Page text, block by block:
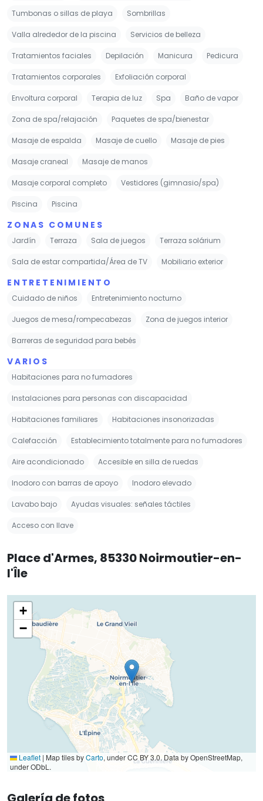
Tumbonas o sillas de playa Sombrillas
Valla alrededor de la piscina Servicios de belleza
Tratamientos faciales Depilación Manicura Pedicura
Tratamientos corporales Exfoliación corporal
Envoltura corporal Terapia de luz Spa Baño de vapor
Zona de spa/relajación Paquetes de spa/bienestar
Masaje de espalda Masaje de cuello Masaje de pies
Masaje craneal Masaje de manos
Masaje corporal completo Vestidores (gimnasio/spa)
Piscina Piscina
ZONAS COMUNES
Jardín Terraza Sala de juegos Terraza solárium
Sala de estar compartida/Área de TV Mobiliario exterior
ENTRETENIMIENTO
Cuidado de niños Entretenimiento nocturno
Juegos de mesa/rompecabezas Zona de juegos interior
Barreras de seguridad para bebés
VARIOS
Habitaciones para no fumadores
Instalaciones para personas con discapacidad
Habitaciones familiares Habitaciones insonorizadas
Calefacción Establecimiento totalmente para no fumadores
Aire acondicionado Accesible en silla de ruedas
Inodoro con barras de apoyo Inodoro elevado
Lavabo bajo Ayudas visuales: señales táctiles
Acceso con llave
Place d'Armes, 85330 Noirmoutier-en-
l'Île
+
−
Leaflet | Map tiles byCarto, under CC BY 3.0. Data by OpenStreetMap,
under ODbL.